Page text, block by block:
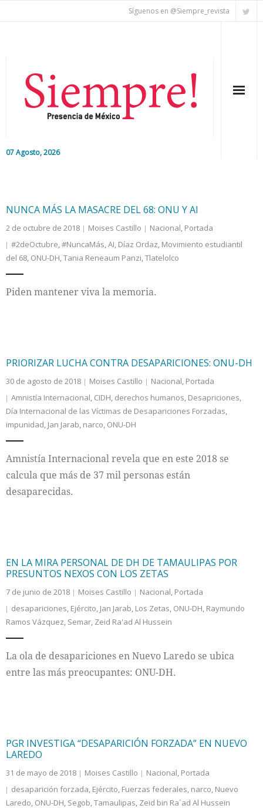
Síguenos en @Siempre_revista
07 Agosto, 2026
Editorial
Nacional
Colaboradores
Internacional
NUNCA MÁS LA MASACRE DEL 68: ONU Y AI
2 de octubre de 2018 Moises Castillo Nacional, Portada
#2deOctubre,#NuncaMás,AI, Díaz Ordaz, Movimiento estudiantil
del 68, ONU-DH,Tania Reneaum Panzi,Tlatelolco
Piden mantener viva la memoria.
PRIORIZAR LUCHA CONTRA DESAPARICIONES: ONU-DH
30 de agosto de 2018 Moises Castillo Nacional, Portada
Amnistía Internacional, CIDH, derechos humanos, Desapriciones,
Día Internacional de las Víctimas de Desapariciones Forzadas,
impunidad, Jan Jarab, narco, ONU-DH
Amnistía Internacional revela que en este 2018 se
calcula que más de 37 mil personas están
desaparecidas.
EN LA MIRA PERSONAL DE DH DE TAMAULIPAS POR
PRESUNTOS NEXOS CON LOS ZETAS
7 de junio de 2018 Moises Castillo Nacional, Portada
desapariciones, Ejército, Jan Jarab, Los Zetas, ONU-DH, Raymundo
Ramos Vázquez, Semar, Zeid Ra'ad Al Hussein
La ola de desapariciones en Nuevo Laredo se ubica
entre las más preocupantes: ONU-DH.
PGR INVESTIGA “DESAPARICIÓN FORZADA” EN NUEVO
LAREDO
31 de mayo de 2018 Moises Castillo Nacional, Portada
desaparición forzada, Ejército, Fuerzas federales, narco, Nuevo
Laredo, ONU-DH, Segob,Tamaulipas, Zeid bin Ra´ad Al Hussein